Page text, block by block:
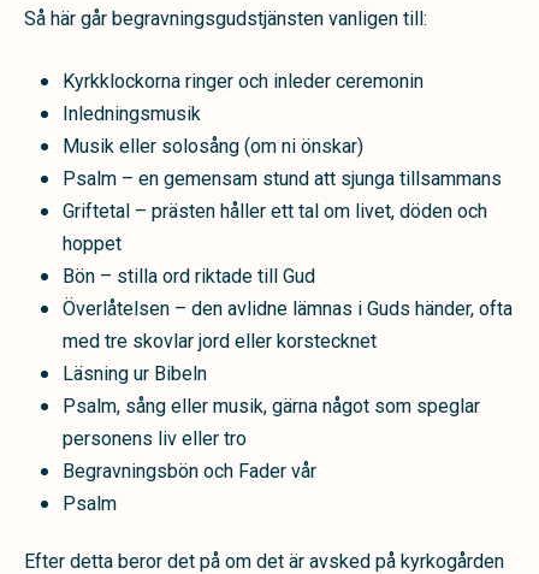
Så här går begravningsgudstjänsten vanligen till:
Kyrkklockorna ringer och inleder ceremonin
Inledningsmusik
Musik eller solosång (om ni önskar)
Psalm – en gemensam stund att sjunga tillsammans
Griftetal – prästen håller ett tal om livet, döden och
hoppet
Bön – stilla ord riktade till Gud
Överlåtelsen – den avlidne lämnas i Guds händer, ofta
med tre skovlar jord eller korstecknet
Läsning ur Bibeln
Psalm, sång eller musik, gärna något som speglar
personens liv eller tro
Begravningsbön och Fader vår
Psalm
Efter detta beror det på om det är avsked på kyrkogården